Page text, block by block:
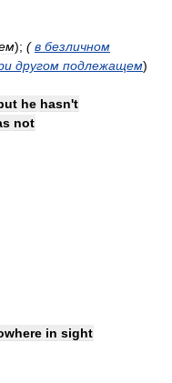
); ( в безличном
другом подлежащем)
he hasn't
not
in sight